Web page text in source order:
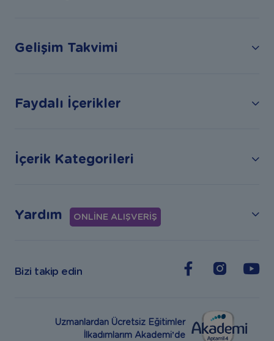
Gelişim Takvimi
Faydalı İçerikler
İçerik Kategorileri
Yardım ONLİNE ALIŞVERİŞ
Bizi takip edin
Uzmanlardan Ücretsiz Eğitimler
İlkadımlarım Akademi’de